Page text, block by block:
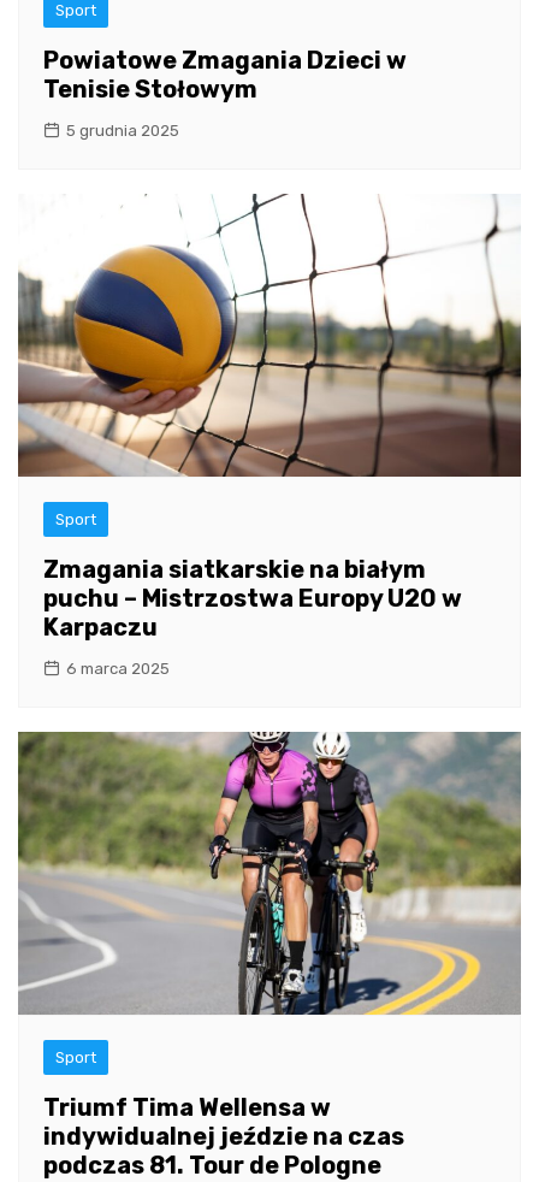
Sport
Powiatowe Zmagania Dzieci w
Tenisie Stołowym
5 grudnia 2025
Sport
Zmagania siatkarskie na białym
puchu – Mistrzostwa Europy U20 w
Karpaczu
6 marca 2025
Sport
Triumf Tima Wellensa w
indywidualnej jeździe na czas
podczas 81. Tour de Pologne